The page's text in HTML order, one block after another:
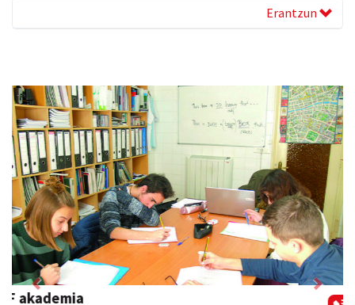
Erantzun
Previous Next